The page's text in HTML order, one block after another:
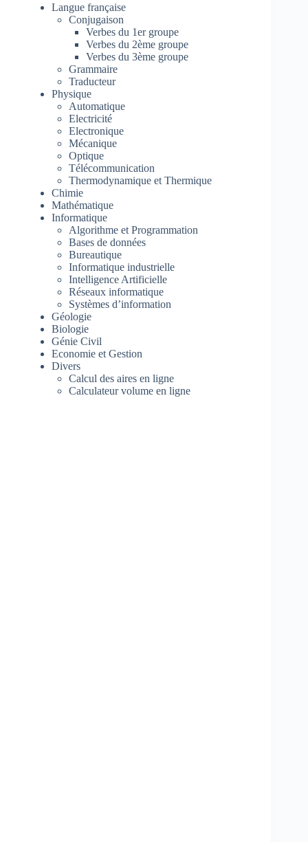
Langue française
Conjugaison
Verbes du 1er groupe
Verbes du 2ème groupe
Verbes du 3ème groupe
Grammaire
Traducteur
Physique
Automatique
Electricité
Electronique
Mécanique
Optique
Télécommunication
Thermodynamique et Thermique
Chimie
Mathématique
Informatique
Algorithme et Programmation
Bases de données
Bureautique
Informatique industrielle
Intelligence Artificielle
Réseaux informatique
Systèmes d’information
Géologie
Biologie
Génie Civil
Economie et Gestion
Divers
Calcul des aires en ligne
Calculateur volume en ligne